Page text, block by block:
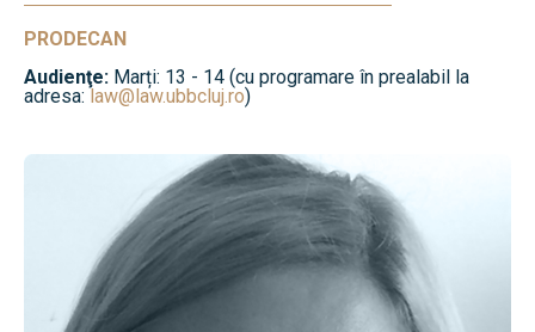
PRODECAN
Audienţe: Marți: 13 - 14 (cu programare în prealabil la
adresa:law@law.ubbcluj.ro)